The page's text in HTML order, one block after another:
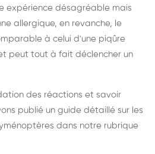
expérience désagréable mais
allergique, en revanche, le
à celui d'une piqûre
peut tout à fait déclencher un
des réactions et savoir
publié un guide détaillé sur les
dans notre rubrique